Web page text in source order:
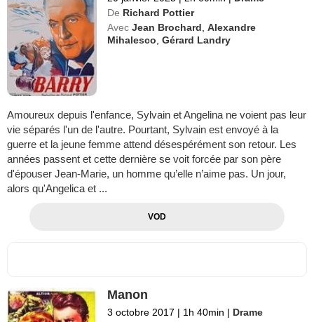
De Richard Pottier
Avec Jean Brochard,Alexandre
Mihalesco,Gérard Landry
Amoureux depuis l'enfance, Sylvain et Angelina ne voient pas leur
vie séparés l'un de l'autre. Pourtant, Sylvain est envoyé à la
guerre et la jeune femme attend désespérément son retour. Les
années passent et cette dernière se voit forcée par son père
d'épouser Jean-Marie, un homme qu’elle n’aime pas. Un jour,
alors qu'Angelica et ...
VOD
Manon
3 octobre 2017 | 1h 40min | Drame